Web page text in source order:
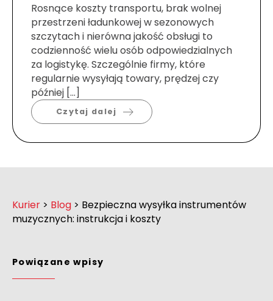
Rosnące koszty transportu, brak wolnej
przestrzeni ładunkowej w sezonowych
szczytach i nierówna jakość obsługi to
codzienność wielu osób odpowiedzialnych
za logistykę. Szczególnie firmy, które
regularnie wysyłają towary, prędzej czy
później […]
Czytaj dalej
Kurier > Blog > Bezpieczna wysyłka instrumentów
muzycznych: instrukcja i koszty
Powiązane wpisy